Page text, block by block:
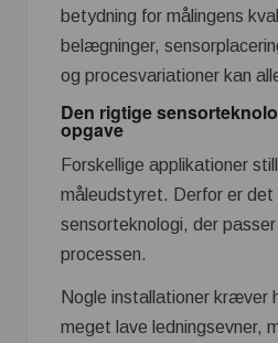
betydning for målingens
belægninger,
og procesvariationer kan
Den rigtige
opgave
Forskellige applikationer
måleudstyret. Derfor er
sensorteknologi, der
processen.
Nogle installationer kræver
meget lave ledningsevner,